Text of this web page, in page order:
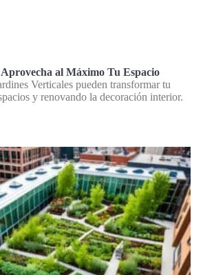
al Máximo Tu Espacio
Verticales pueden transformar tu
y renovando la decoración interior.